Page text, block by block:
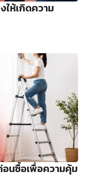
ให้เกิดความ
นซื้อเพื่อความคุ้ม